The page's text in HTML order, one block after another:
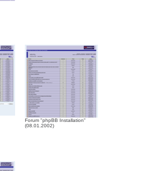
Forum "phpBB Installation"
(08.01.2002)